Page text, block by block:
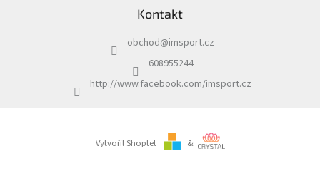
r
v
k
y
v
ý
p
Kontakt
obchod@imsport.cz
608955244
http://www.facebook.com/imsport.cz
Vytvořil Shoptet &